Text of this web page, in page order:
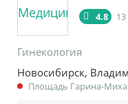
Гинекология
4.8
Новосибирск,
Площадь Гарина-